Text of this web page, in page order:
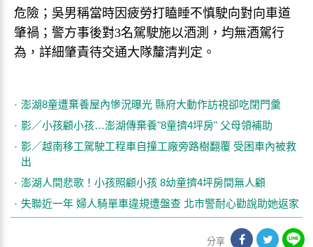
危險；吳男稱當時因疲勞打瞌睡不慎駛向對向車道
肇禍；警方事後對3名駕駛施以酒測，均無酒駕行
為，詳細肇責待交通大隊釐清判定。
澎湖8童遭棄養屋內慘況曝光 縣府大動作訪視卻吃閉門羹
影／小孩顧小孩…澎湖傳棄養"8童擠4坪房" 父母領補助
影／越南移工駕駛工程車自撞工廠旁路樹翻覆 受困車內被救
出
澎湖人間悲歌！小孩照顧小孩 8幼童擠4坪房間無人顧
失聯近一年 婦人騎單車違規遭盤查 北市警耐心勸說助她返家
分享